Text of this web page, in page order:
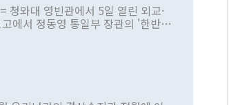
청와대 영빈관에서 5일 열린 외교·
에서 정동영 통일부 장관의 '한반도
사안을 정책으로 추진하겠다고 공
라는 비판을 내놨다. 그동안 정 장